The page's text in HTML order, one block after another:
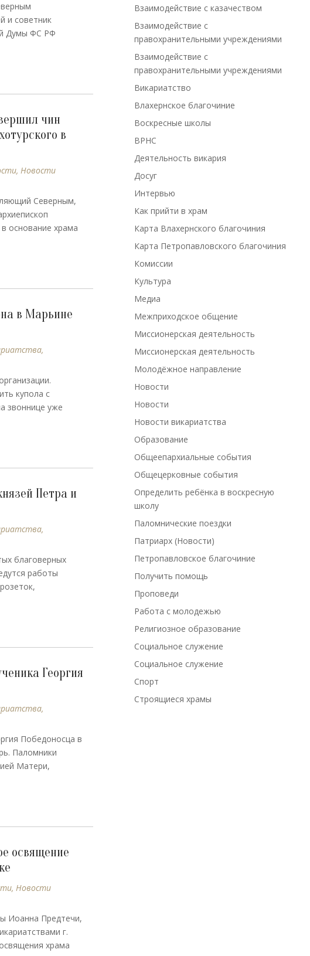
и советник
Думы ФС РФ
чин
в
, Новости
Северным,
основание храма
в Марьине
,
купола с
звоннице уже
Петра и
,
благоверных
работы
Георгия
,
Победоносца в
Паломники
Матери,
освящение
, Новости
Иоанна Предтечи,
г.
храма
Взаимодействие с казачеством
Взаимодействие с
правохранительными учреждениями
Взаимодействие с
правохранительными учреждениями
Викариатство
Влахернское благочиние
Воскресные школы
ВРНС
Деятельность викария
Досуг
Интервью
Как прийти в храм
Карта Влахернского благочиния
Карта Петропавловского благочиния
Комиссии
Культура
Медиа
Межприходское общение
Миссионерская деятельность
Миссионерская деятельность
Молодёжное направление
Новости
Новости
Новости викариатства
Образование
Общеепархиальные события
Общецерковные события
Определить ребёнка в воскресную
школу
Паломнические поездки
Патриарх (Новости)
Петропавловское благочиние
Получить помощь
Проповеди
Работа с молодежью
Религиозное образование
Социальное служение
Социальное служение
Спорт
Строящиеся храмы